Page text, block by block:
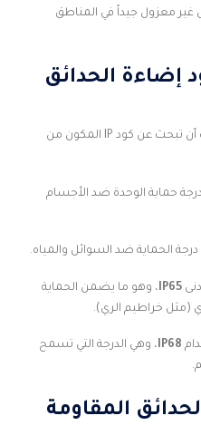
معزول جيداً في المناطق
عند شرائك لأي وحدة إنارة خارجية، يجب أن تبحث عن كود IP المكون من
حماية الوحدة ضد الأجسام
درجة الحماية ضد السوائل والمياه.
IP65، وهو ما يضمن الحماية
(مثل خراطيم الري).
IP68، وهي الدرجة التي تسمح
المقاومة